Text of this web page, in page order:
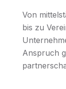
Von
bis zu
Anspruch